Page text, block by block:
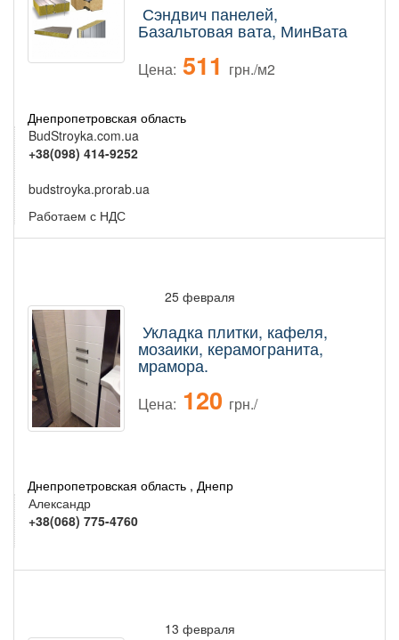
Сэндвич панелей,
Базальтовая вата, МинВата
Цена: 511 грн./м2
Днепропетровская область
BudStroyka.com.ua
+38(098) 414-9252
budstroyka.prorab.ua
Работаем с НДС
25 февраля
Укладка плитки, кафеля,
мозаики, керамогранита,
мрамора.
Цена: 120 грн./
Днепропетровская область , Днепр
Александр
+38(068) 775-4760
13 февраля